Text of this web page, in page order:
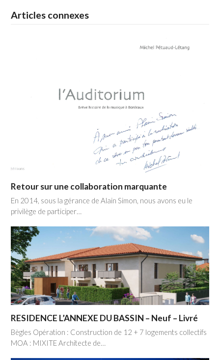
Articles connexes
Retour sur une collaboration marquante
En 2014, sous la gérance de Alain Simon, nous avons eu le
privilège de participer…
RESIDENCE L’ANNEXE DU BASSIN – Neuf – Livré
Bègles Opération : Construction de 12 + 7 logements collectifs
MOA : MIXITE Architecte de…